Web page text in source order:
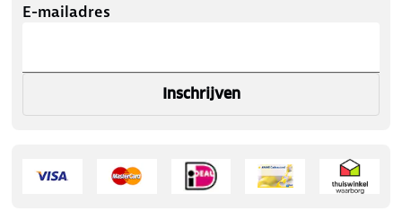
E-mailadres
Inschrijven